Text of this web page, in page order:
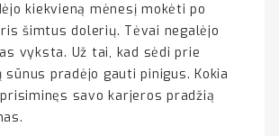
kiekvieną mėnesį mokėti po
šimtus dolerių. Tėvai negalėjo
vyksta. Už tai, kad sėdi prie
pradėjo gauti pinigus. Kokia
savo karjeros pradžią